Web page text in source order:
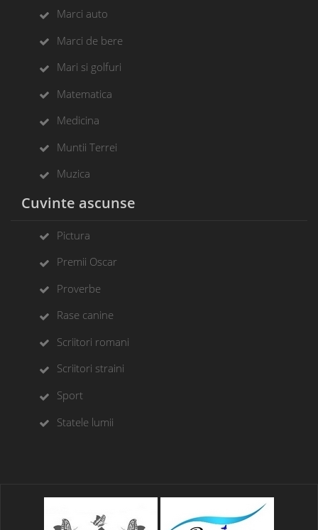
Marci auto
Marci de bere
Mari si golfuri
Matematica
Medicina
Muntii Terrei
Muzica
Cuvinte ascunse
Pictura
Premii Oscar
Proverbe
Rase canine
Scriitori romani
Scriitori straini
Sport
Statele lumii